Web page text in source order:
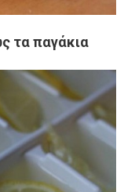
τα παγάκια